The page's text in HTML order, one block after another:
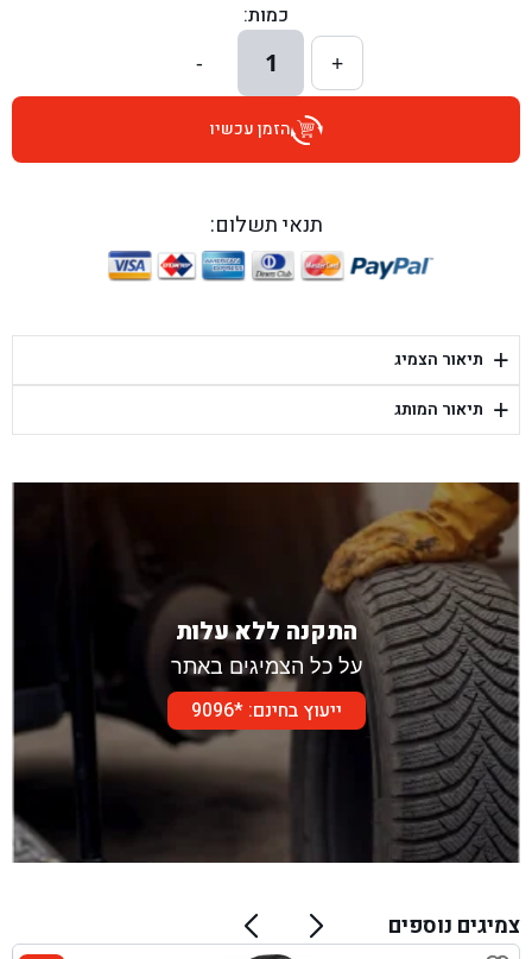
בן גל - הרצל 6, גדרה - גדרה
בן גל - שדרות דוד בן גוריון 8, באר שבע - באר שבע
בן גל - היובלים 26, הוד השרון - הוד השרון
בן גל - יפת 88, תל אביב יפו - תל אביב
בן גל - דור אלון הר טוב - בית שמש
כמות:
+
1
-
הזמן עכשיו
תנאי תשלום:
+ תיאור הצמיג
+ תיאור המותג
התקנה ללא עלות
על כל הצמיגים באתר
ייעוץ בחינם: *9096
צמיגים נוספים